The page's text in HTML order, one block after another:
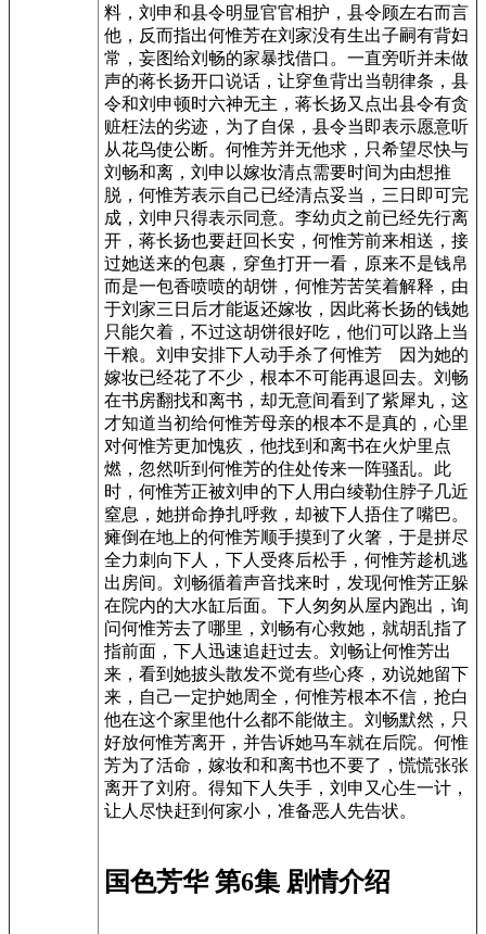
料，刘申和县令明显官官相护，县令顾左右而言
他，反而指出何惟芳在刘家没有生出子嗣有背妇
常，妄图给刘畅的家暴找借口。一直旁听并未做
声的蒋长扬开口说话，让穿鱼背出当朝律条，县
令和刘申顿时六神无主，蒋长扬又点出县令有贪
赃枉法的劣迹，为了自保，县令当即表示愿意听
从花鸟使公断。何惟芳并无他求，只希望尽快与
刘畅和离，刘申以嫁妆清点需要时间为由想推
脱，何惟芳表示自己已经清点妥当，三日即可完
成，刘申只得表示同意。李幼贞之前已经先行离
开，蒋长扬也要赶回长安，何惟芳前来相送，接
过她送来的包裹，穿鱼打开一看，原来不是钱帛
而是一包香喷喷的胡饼，何惟芳苦笑着解释，由
于刘家三日后才能返还嫁妆，因此蒋长扬的钱她
只能欠着，不过这胡饼很好吃，他们可以路上当
干粮。刘申安排下人动手杀了何惟芳 因为她的
嫁妆已经花了不少，根本不可能再退回去。刘畅
在书房翻找和离书，却无意间看到了紫犀丸，这
才知道当初给何惟芳母亲的根本不是真的，心里
对何惟芳更加愧疚，他找到和离书在火炉里点
燃，忽然听到何惟芳的住处传来一阵骚乱。此
时，何惟芳正被刘申的下人用白绫勒住脖子几近
窒息，她拼命挣扎呼救，却被下人捂住了嘴巴。
瘫倒在地上的何惟芳顺手摸到了火箸，于是拼尽
全力刺向下人，下人受疼后松手，何惟芳趁机逃
出房间。刘畅循着声音找来时，发现何惟芳正躲
在院内的大水缸后面。下人匆匆从屋内跑出，询
问何惟芳去了哪里，刘畅有心救她，就胡乱指了
指前面，下人迅速追赶过去。刘畅让何惟芳出
来，看到她披头散发不觉有些心疼，劝说她留下
来，自己一定护她周全，何惟芳根本不信，抢白
他在这个家里他什么都不能做主。刘畅默然，只
好放何惟芳离开，并告诉她马车就在后院。何惟
芳为了活命，嫁妆和和离书也不要了，慌慌张张
离开了刘府。得知下人失手，刘申又心生一计，
让人尽快赶到何家小，准备恶人先告状。
国色芳华 第6集 剧情介绍